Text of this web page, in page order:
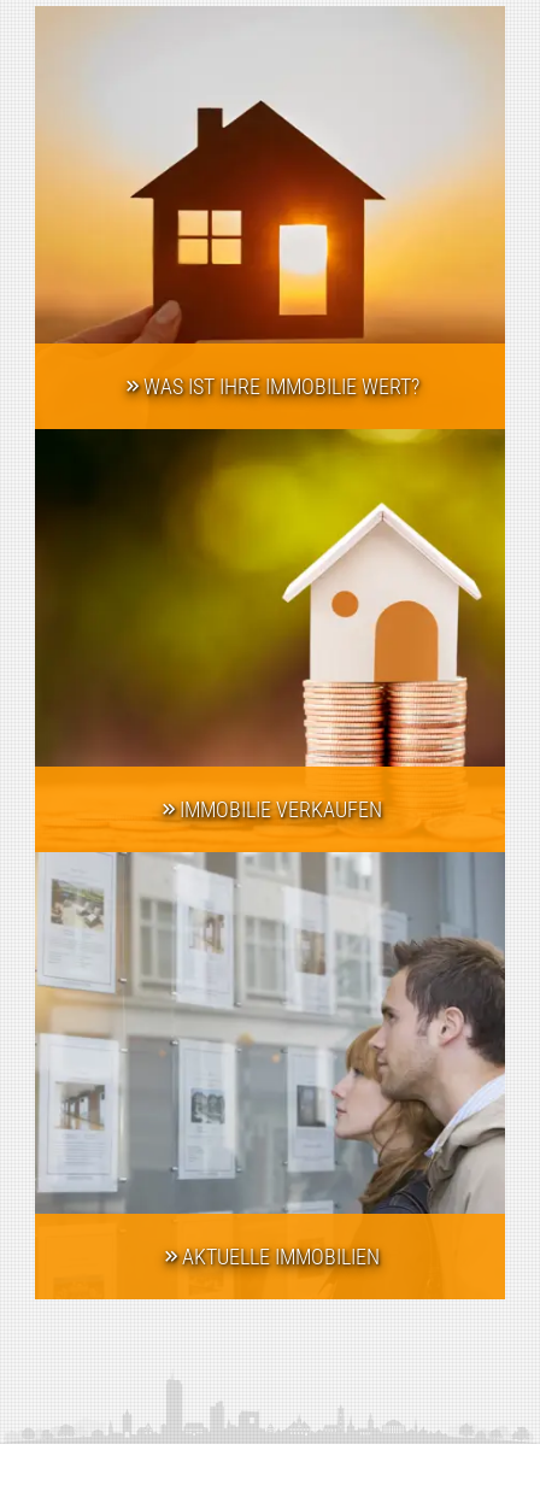
WAS IST IHRE IMMOBILIE WERT?
IMMOBILIE VERKAUFEN
AKTUELLE IMMOBILIEN